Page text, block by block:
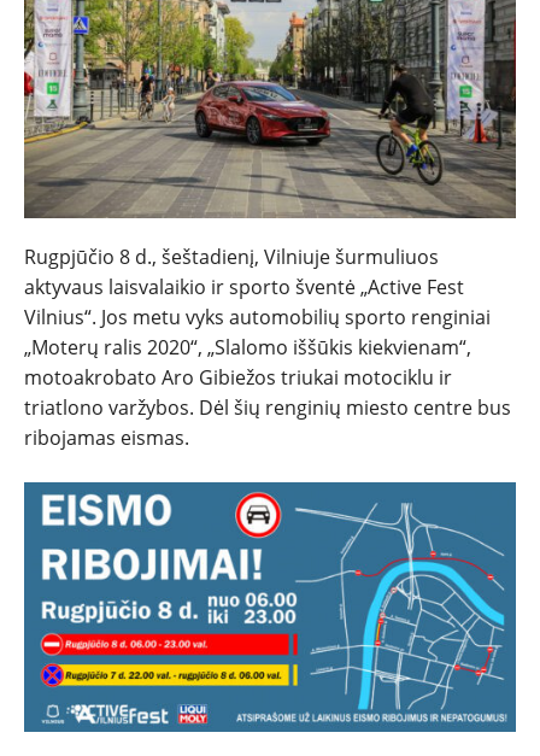
NAUJIENOS
NAUJI
NAUDOTI
REPORTAŽAI
SPORTAS
PATARIMAI
ĮVAIRENYBĖS
Rugpjūčio 8 d., šeštadienį, Vilniuje šurmuliuos
aktyvaus laisvalaikio ir sporto šventė „Active Fest
Vilnius“. Jos metu vyks automobilių sporto renginiai
„Moterų ralis 2020“, „Slalomo iššūkis kiekvienam“,
motoakrobato Aro Gibiežos triukai motociklu ir
triatlono varžybos. Dėl šių renginių miesto centre bus
ribojamas eismas.